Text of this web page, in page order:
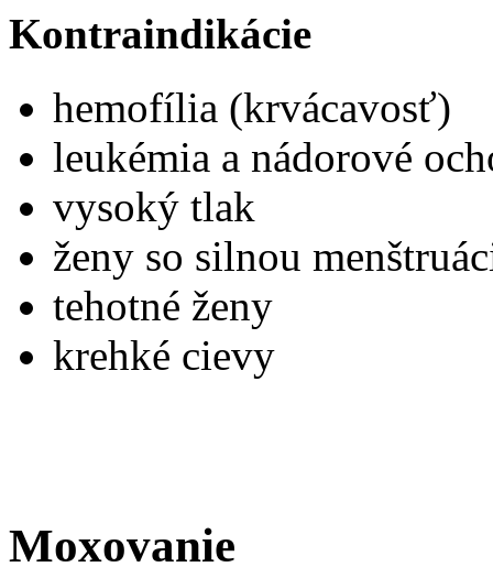
Kontraindikácie
hemofília (krvácavosť)
leukémia a nádorové
vysoký tlak
ženy so silnou
tehotné ženy
krehké cievy
Moxovanie